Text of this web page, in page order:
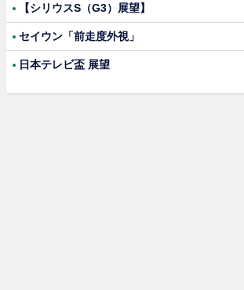
【シリウスS（G3）展望】
セイウン「前走度外視」
日本テレビ盃 展望